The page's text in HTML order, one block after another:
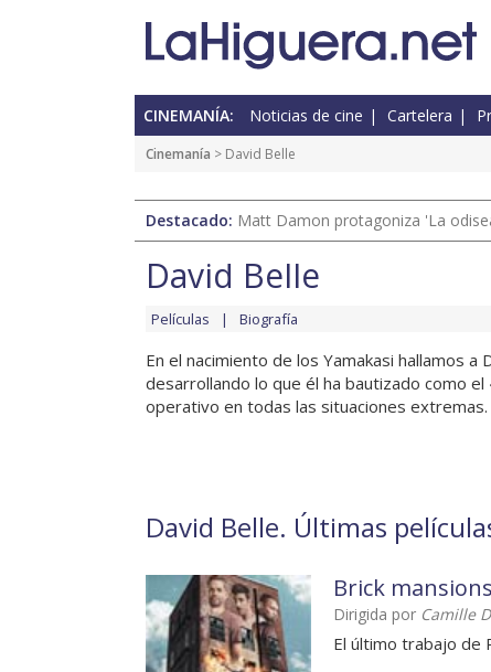
CINEMANÍA: Noticias de cine Cartelera
Cinemanía > David Belle
Destacado: Matt Damon protagoniza 'La
David Belle
Películas Biografía
En el nacimiento de los Yamakasi hallamos
desarrollando lo que él ha bautizado como
operativo en todas las situaciones
David Belle. Últimas
Brick mansions
Dirigida por Camille
El último trabajo de